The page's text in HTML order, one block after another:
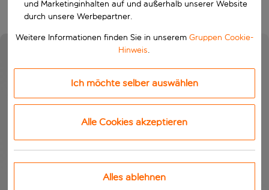
und Marketinginhalten auf und außerhalb unserer Website
durch unsere Werbepartner.
Weitere Informationen finden Sie in unserem Gruppen Cookie-
Hinweis.
Ich möchte selber auswählen
Alle Cookies akzeptieren
Alles ablehnen